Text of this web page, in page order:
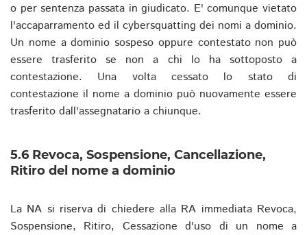
o per sentenza passata in giudicato. E' comunque vietato
l'accaparramento ed il cybersquatting dei nomi a dominio.
Un nome a dominio sospeso oppure contestato non può
essere trasferito se non a chi lo ha sottoposto a
contestazione. Una volta cessato lo stato di
contestazione il nome a dominio può nuovamente essere
trasferito dall'assegnatario a chiunque.
5.6 Revoca, Sospensione, Cancellazione,
Ritiro del nome a dominio
La NA si riserva di chiedere alla RA immediata Revoca,
Sospensione, Ritiro, Cessazione d'uso di un nome a